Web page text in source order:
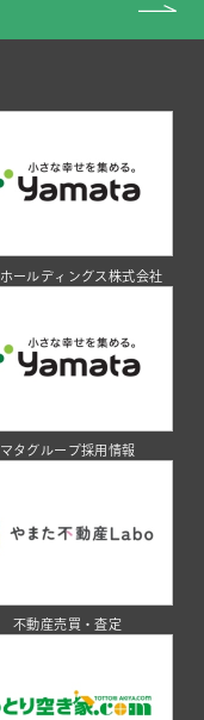
ールディングス株式会社
タグループ採用情報
不動産売買・査定